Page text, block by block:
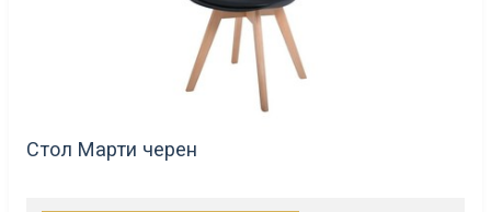
Стол Марти черен